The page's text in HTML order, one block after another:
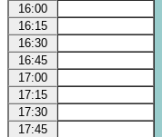
16:00
16:15
16:30
16:45
17:00
17:15
17:30
17:45